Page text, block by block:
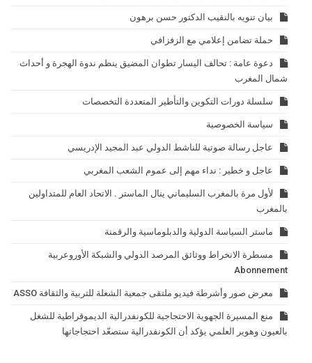
بيان تنويه بالنقيب الدكتور حسن برهون
حملة تضامن إعلامي مع الزفزافي
دعوة عامة : تحالف اليسار تطوان المضيق ينظم ندوة الهجرة و أحداث
شمال المغرب
سلسلة دورات التكوين والتأطير المتعددة التخصصات
سياسة الخصوصية
عاجل رسالة صوتية للناشط الدولي عبد المجيد الإدريسي
عاجل و خطير : نداء مهم إلى عموم الشعب المغربي
لأول مرة بالمغرب السليماني ينال الماستر . الاتحاد العام للمتداولين
بالمغرب
ماستر السياسة الدولية والدبلوماسية والرقمنة
مسطرة الانخراط ووثائق المرصد الدولي والشبكة الأوروعربية
Abonnement
معرض صور وأشرطة فيديو ملتقى جمعية الشعلة للتربية والثقافة ASSO
منع المسيرة الجهوية الاحتجاجية للكونفدرالية الديموقراطية للشغل
بالعيون وهوير العلمي يؤكد أن الكونفدرالية ستصعّد احتجاجاتها